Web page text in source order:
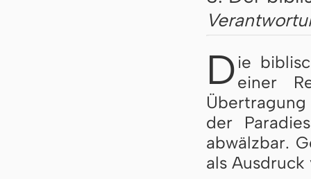
D ie
einer
der
abwälzbar.
als